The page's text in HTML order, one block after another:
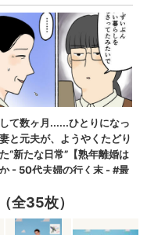
全35枚）